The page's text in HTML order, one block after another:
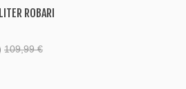
ROBARI
109,99 €